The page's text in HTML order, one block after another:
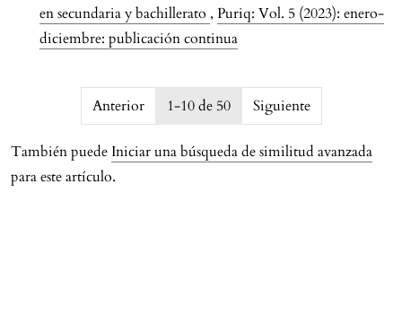
en secundaria y bachillerato , Puriq: Vol. 5 (2023): enero-
diciembre: publicación continua
issue.pagination6a7993678428a
Anterior 1-10 de 50 Siguiente
También puede Iniciar una búsqueda de similitud avanzada
para este artículo.